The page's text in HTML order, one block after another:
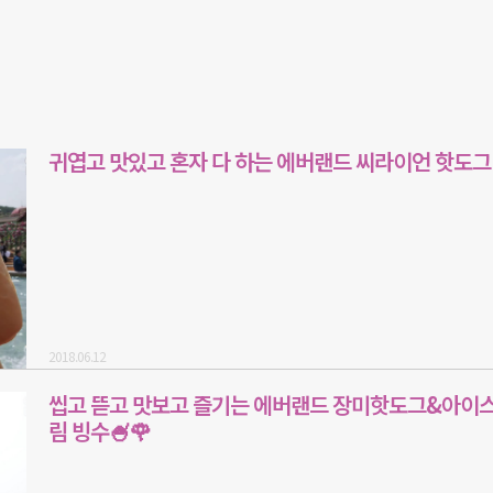
귀엽고 맛있고 혼자 다 하는 에버랜드 씨라이언 핫도
2018.06.12
씹고 뜯고 맛보고 즐기는 에버랜드 장미핫도그&아이
림 빙수🍧🌹